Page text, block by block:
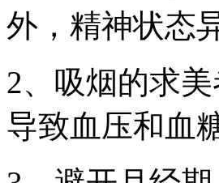
外，精神状态
2、吸烟的求
导致血压和血